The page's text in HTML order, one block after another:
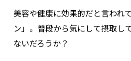
美容や健康に効果的だと言われ
ン」。普段から気にして摂取し
ないだろうか？